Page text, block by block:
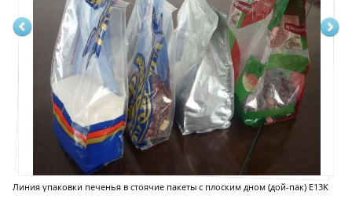
Линия упаковки печенья в стоячие пакеты с плоским дном (дой-пак) E13K